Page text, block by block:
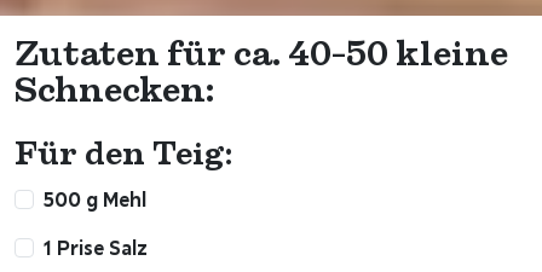
Zutaten für ca. 40-50 kleine
Schnecken:
Für den Teig:
500 g Mehl
1 Prise Salz